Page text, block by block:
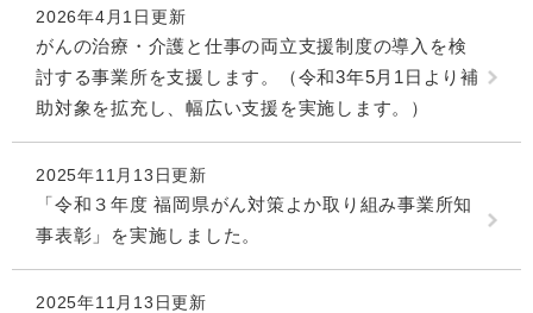
2026年4月1日更新
がんの治療・介護と仕事の両立支援制度の導入を検
討する事業所を支援します。（令和3年5月1日より補
助対象を拡充し、幅広い支援を実施します。）
2025年11月13日更新
「令和３年度 福岡県がん対策よか取り組み事業所知
事表彰」を実施しました。
2025年11月13日更新